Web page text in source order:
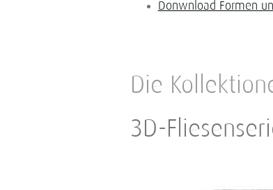
Donwnload Formen
Die
3D-